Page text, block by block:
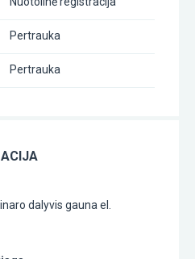
Pertrauka
Pertrauka
dalyvis gauna el.